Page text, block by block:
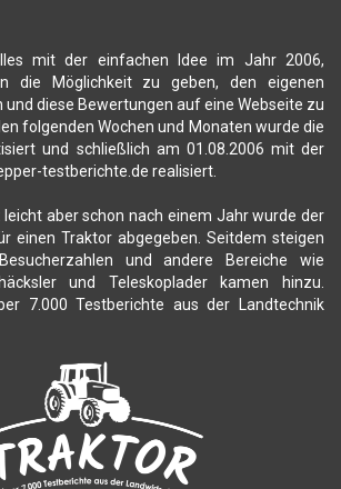
mit der einfachen Idee im Jahr 2006,
die Möglichkeit zu geben, den eigenen
diese Bewertungen auf eine Webseite zu
folgenden Wochen und Monaten wurde die
und schließlich am 01.08.2006 mit der
testberichte.de realisiert.
aber schon nach einem Jahr wurde der
einen Traktor abgegeben. Seitdem steigen
und andere Bereiche wie
und Teleskoplader kamen hinzu.
7.000 Testberichte aus der Landtechnik